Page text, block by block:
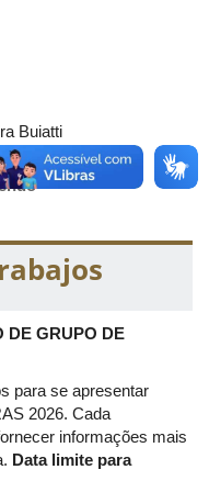
Buiatti
DE GRUPO DE
para se apresentar
2026. Cada
informações mais
Data limite para